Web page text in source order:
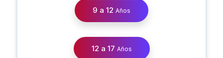
9 a 12 Años
12 a 17 Años